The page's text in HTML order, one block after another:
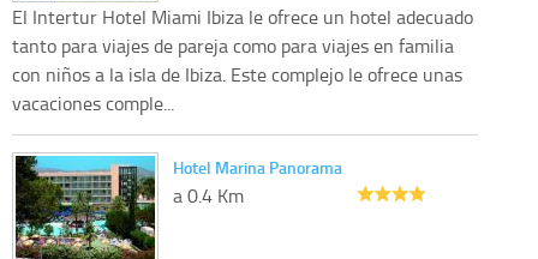
El Intertur Hotel Miami Ibiza le ofrece un hotel adecuado
tanto para viajes de pareja como para viajes en familia
con niños a la isla de Ibiza. Este complejo le ofrece unas
vacaciones comple...
Hotel Marina Panorama
a 0.4 Km